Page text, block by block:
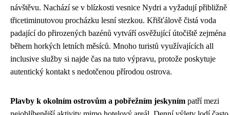
návštěvu. Nachází se v blízkosti vesnice Nydri a vyžadují přibližně
třicetiminutovou procházku lesní stezkou. Křišťálově čistá voda
padající do přirozených bazénů vytváří osvěžující útočiště zejména
během horkých letních měsíců. Mnoho turistů využívajících all
inclusive služby si najde čas na tuto výpravu, protože poskytuje
autentický kontakt s nedotčenou přírodou ostrova.
Plavby k okolním ostrovům a pobřežním jeskyním patří mezi